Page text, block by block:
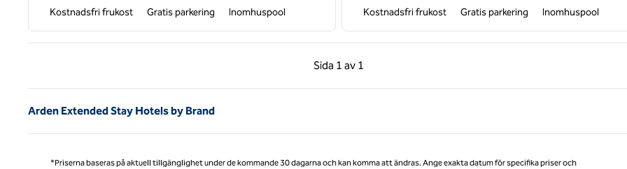
Kostnadsfri frukost Gratis parkering Inomhuspool Kostnadsfri frukost Gratis parkering Inomhuspool
Sida 1 av 1
Föregående sida, 1 av 1
Sida 1 av 1
Arden Extended Stay Hotels by Brand
*Priserna baseras på aktuell tillgänglighet under de kommande 30 dagarna och kan komma att ändras. Ange exakta datum för specifika priser och